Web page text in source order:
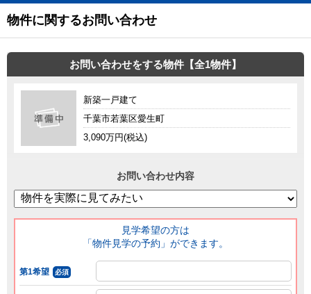
物件に関するお問い合わせ
お問い合わせをする物件【全1物件】
新築一戸建て
千葉市若葉区愛生町
3,090万円(税込)
お問い合わせ内容
見学希望の方は
「物件見学の予約」ができます。
第1希望 必須